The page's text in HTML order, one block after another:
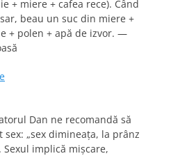
+ miere + cafea rece). Când
beau un suc din miere +
+ polen + apă de izvor. —
Dan ne recomandă să
„sex dimineaţa, la prânz
Sexul implică mişcare,